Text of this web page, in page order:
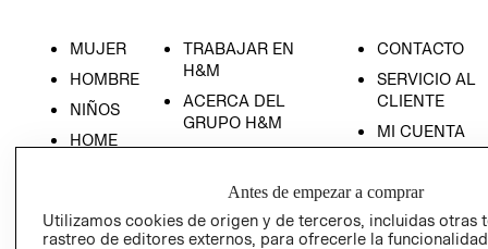
MUJER
HOMBRE
NIÑOS
HOME
TRABAJAR EN
H&M
ACERCA DEL
GRUPO H&M
RESPONSABILIDAD
RELACIÓN CON
CONTACTO
SERVICIO AL
CLIENTE
MI CUENTA
- RETIRO EN
Antes de empezar a comprar
Utilizamos cookies de origen y de terceros, incluidas otras
rastreo de editores externos, para ofrecerle la